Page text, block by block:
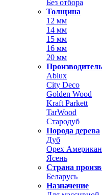
Без отбора
Толщина
12 мм
14 мм
15 мм
16 мм
20 мм
Производитель
Ablux
City Deco
Golden Wood
Kraft Parkett
TarWood
Стародуб
Порода дерева
Дуб
Орех
Ясень
Страна
Беларусь
Назначение